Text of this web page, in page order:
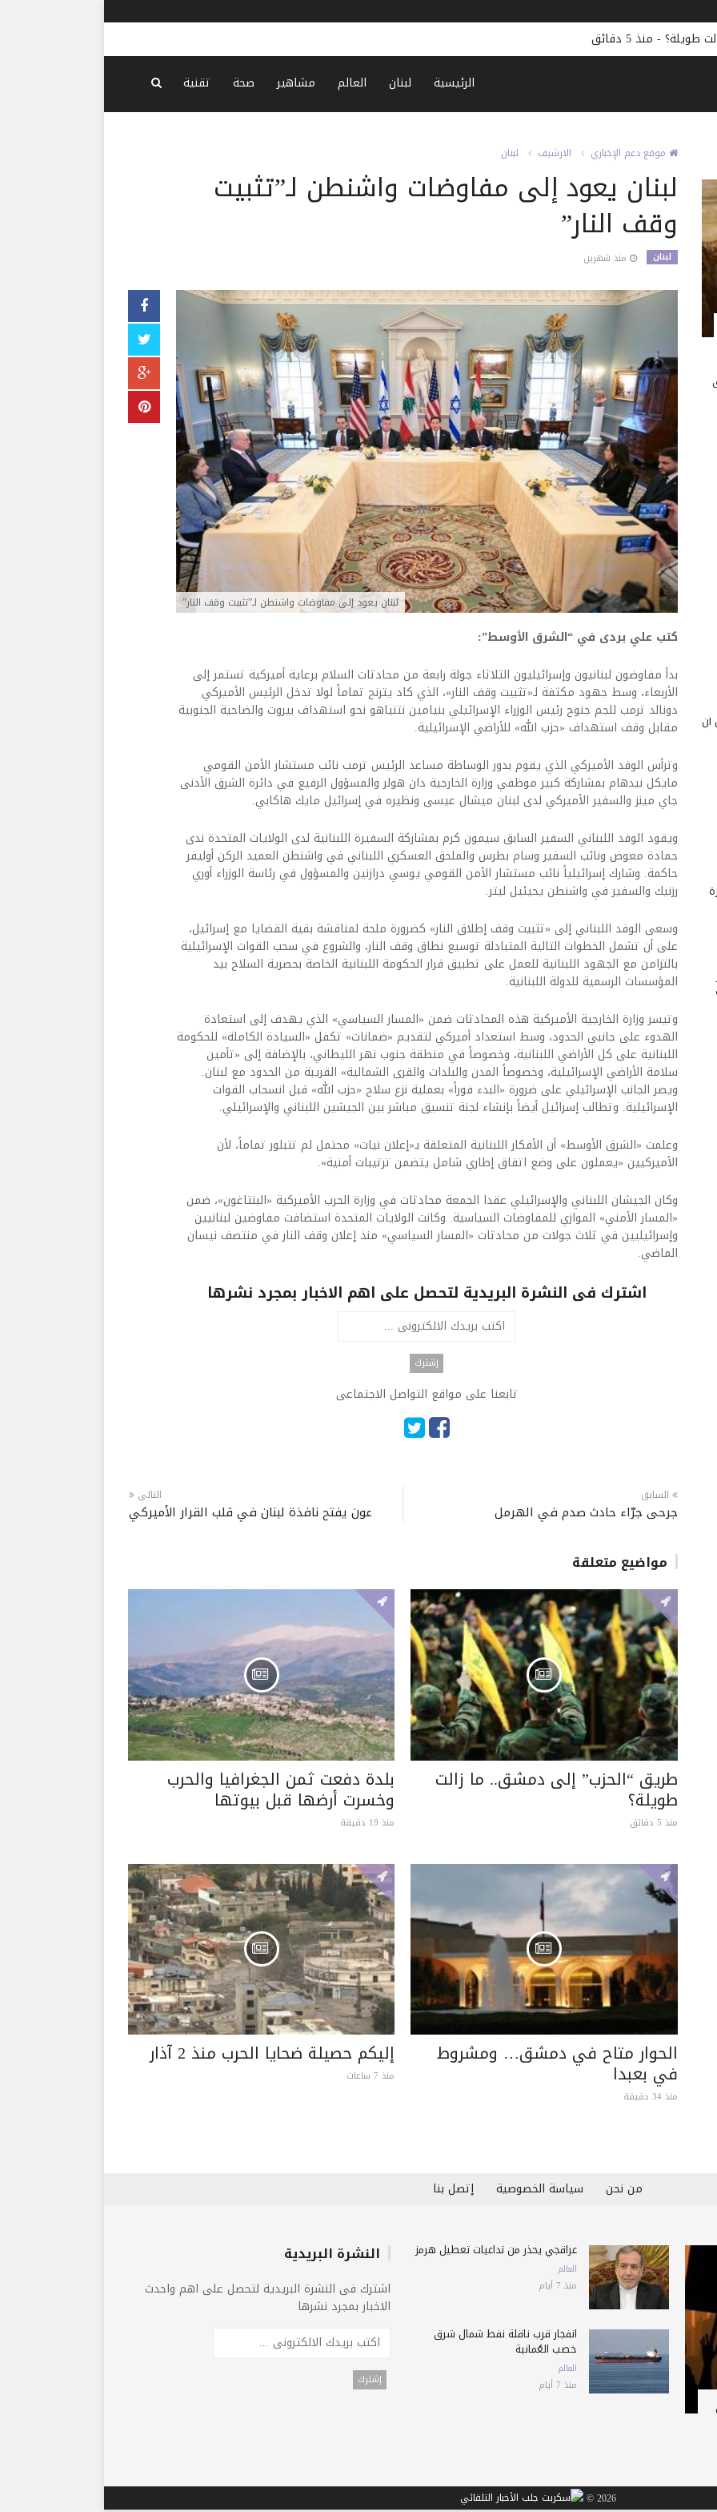
الرئيسية لبنان العالم مشاهير صحة تقنية
موقع دعم الإخباري الارشيف لبنان
لبنان يعود إلى مفاوضات واشنطن لـ”تثبيت
وقف النار”
لبنان منذ شهرين
لبنان يعود إلى مفاوضات واشنطن لـ”تثبيت وقف النار”
كتب علي بردى في “الشرق الأوسط”:
بدأ مفاوضون لبنانيون وإسرائيليون الثلاثاء جولة رابعة من محادثات السلام برعاية أميركية تستمر إلى
الأربعاء، وسط جهود مكثفة لـ«تثبيت وقف النار»، الذي كاد يترنح تماماً لولا تدخل الرئيس الأميركي
دونالد ترمب للجم جنوح رئيس الوزراء الإسرائيلي بنيامين نتنياهو نحو استهداف بيروت والضاحية الجنوبية
مقابل وقف استهداف «حزب الله» للأراضي الإسرائيلية.
وترأس الوفد الأميركي الذي يقوم بدور الوساطة مساعد الرئيس ترمب نائب مستشار الأمن القومي
مايكل نيدهام بمشاركة كبير موظفي وزارة الخارجية دان هولر والمسؤول الرفيع في دائرة الشرق الأدنى
جاي مينز والسفير الأميركي لدى لبنان ميشال عيسى ونظيره في إسرائيل مايك هاكابي.
ويقود الوفد اللبناني السفير السابق سيمون كرم بمشاركة السفيرة اللبنانية لدى الولايات المتحدة ندى
حمادة معوض ونائب السفير وسام بطرس والملحق العسكري اللبناني في واشنطن العميد الركن أوليفر
حاكمة. وشارك إسرائيلياً نائب مستشار الأمن القومي يوسي درازنين والمسؤول في رئاسة الوزراء أوري
رزنيك والسفير في واشنطن يحيئيل ليتر.
وسعى الوفد اللبناني إلى «تثبيت وقف إطلاق النار» كضرورة ملحة لمناقشة بقية القضايا مع إسرائيل،
على أن تشمل الخطوات التالية المتبادلة توسيع نطاق وقف النار، والشروع في سحب القوات الإسرائيلية
بالتزامن مع الجهود اللبنانية للعمل على تطبيق قرار الحكومة اللبنانية الخاصة بحصرية السلاح بيد
المؤسسات الرسمية للدولة اللبنانية.
وتيسر وزارة الخارجية الأميركية هذه المحادثات ضمن «المسار السياسي» الذي يهدف إلى استعادة
الهدوء على جانبي الحدود، وسط استعداد أميركي لتقديم «ضمانات» تكفل «السيادة الكاملة» للحكومة
اللبنانية على كل الأراضي اللبنانية، وخصوصاً في منطقة جنوب نهر الليطاني، بالإضافة إلى «تأمين
سلامة الأراضي الإسرائيلية، وخصوصاً المدن والبلدات والقرى الشمالية» القريبة من الحدود مع لبنان.
ويصر الجانب الإسرائيلي على ضرورة «البدء فوراً» بعملية نزع سلاح «حزب الله» قبل انسحاب القوات
الإسرائيلية. وتطالب إسرائيل أيضاً بإنشاء لجنة تنسيق مباشر بين الجيشين اللبناني والإسرائيلي.
وعلمت «الشرق الأوسط» أن الأفكار اللبنانية المتعلقة بـ«إعلان نيات» محتمل لم تتبلور تماماً، لأن
الأميركيين «يعملون على وضع اتفاق إطاري شامل يتضمن ترتيبات أمنية».
وكان الجيشان اللبناني والإسرائيلي عقدا الجمعة محادثات في وزارة الحرب الأميركية «البنتاغون»، ضمن
«المسار الأمني» الموازي للمفاوضات السياسية. وكانت الولايات المتحدة استضافت مفاوضين لبنانيين
وإسرائيليين في ثلاث جولات من محادثات «المسار السياسي» منذ إعلان وقف النار في منتصف نيسان
الماضي.
اشترك فى النشرة البريدية لتحصل على اهم الاخبار بمجرد نشرها
تابعنا على مواقع التواصل الاجتماعى
السابق
جرحى جرّاء حادث صدم في الهرمل
التالى
عون يفتح نافذة لبنان في قلب القرار الأميركي
مواضيع متعلقة
طريق “الحزب” إلى دمشق.. ما زالت
طويلة؟
منذ 5 دقائق
بلدة دفعت ثمن الجغرافيا والحرب
وخسرت أرضها قبل بيوتها
منذ 19 دقيقة
الحوار متاح في دمشق… ومشروط
في بعبدا
منذ 34 دقيقة
إليكم حصيلة ضحايا الحرب منذ 2 آذار
منذ 7 ساعات
أن
من نحن سياسة الخصوصية إتصل بنا
عراقجي يحذّر من تداعيات تعطيل هرمز
العالم
منذ 7 أيام
انفجار قرب ناقلة نفط شمال شرق
خصب العُمانية
العالم
منذ 7 أيام
النشرة البريدية
اشترك فى النشرة البريدية لتحصل على اهم واحدث
الاخبار بمجرد نشرها
2026 ©